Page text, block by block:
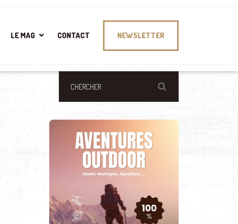
LE MAG CONTACT NEWSLETTER